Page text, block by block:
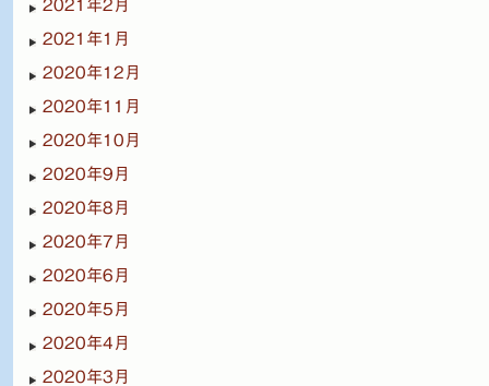
2021年2月
2021年1月
2020年12月
2020年11月
2020年10月
2020年9月
2020年8月
2020年7月
2020年6月
2020年5月
2020年4月
2020年3月